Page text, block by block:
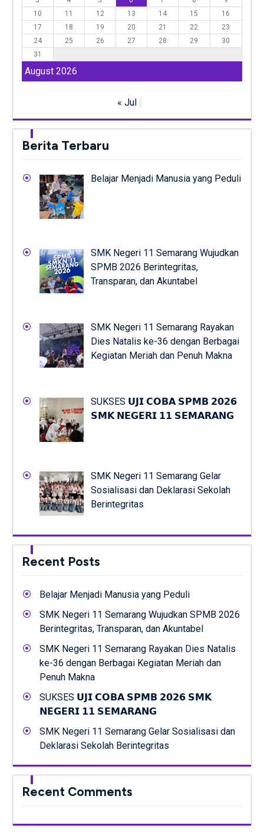
August 2026
10
11 12 13 14 15
16
17
18 19 20 21 22
23
24
25 26 27 28 29
30
31
« Jul
Berita Terbaru
Belajar Menjadi Manusia yang Peduli
SMK Negeri 11 Semarang Wujudkan
SPMB 2026 Berintegritas,
Transparan, dan Akuntabel
SMK Negeri 11 Semarang Rayakan
Dies Natalis ke-36 dengan Berbagai
Kegiatan Meriah dan Penuh Makna
SUKSES 𝗨𝗝𝗜 𝗖𝗢𝗕𝗔 𝗦𝗣𝗠𝗕 𝟮𝟬𝟮𝟲
𝗦𝗠𝗞 𝗡𝗘𝗚𝗘𝗥𝗜 𝟭𝟭 𝗦𝗘𝗠𝗔𝗥𝗔𝗡𝗚
SMK Negeri 11 Semarang Gelar
Sosialisasi dan Deklarasi Sekolah
Berintegritas
Recent Posts
Belajar Menjadi Manusia yang Peduli
SMK Negeri 11 Semarang Wujudkan SPMB 2026
Berintegritas, Transparan, dan Akuntabel
SMK Negeri 11 Semarang Rayakan Dies Natalis
ke-36 dengan Berbagai Kegiatan Meriah dan
Penuh Makna
SUKSES 𝗨𝗝𝗜 𝗖𝗢𝗕𝗔 𝗦𝗣𝗠𝗕 𝟮𝟬𝟮𝟲 𝗦𝗠𝗞
𝗡𝗘𝗚𝗘𝗥𝗜 𝟭𝟭 𝗦𝗘𝗠𝗔𝗥𝗔𝗡𝗚
SMK Negeri 11 Semarang Gelar Sosialisasi dan
Deklarasi Sekolah Berintegritas
Recent Comments